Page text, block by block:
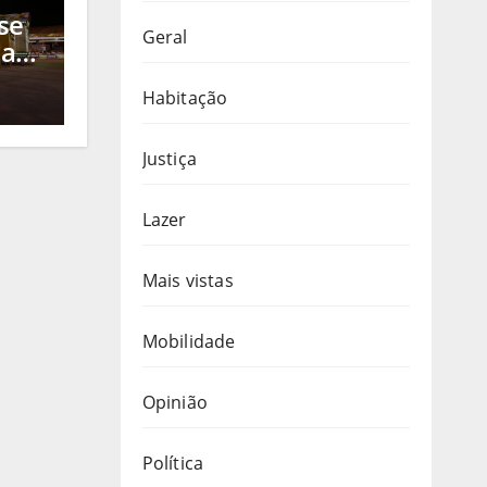
a
Geral
Habitação
Justiça
Lazer
Mais vistas
Mobilidade
Opinião
Política